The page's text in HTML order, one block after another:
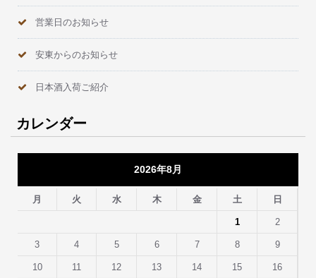
営業日のお知らせ
安東からのお知らせ
日本酒入荷ご紹介
カレンダー
2026年8月
月 火 水 木 金 土 日
1 2
3 4 5 6 7 8 9
10 11 12 13 14 15 16